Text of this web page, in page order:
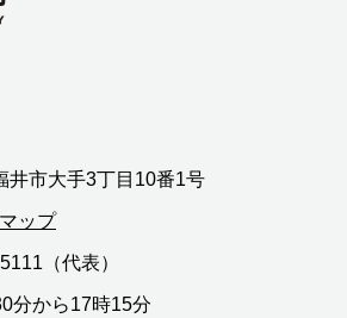
井市大手3丁目10番1号
ップ
（代表）
から17時15分